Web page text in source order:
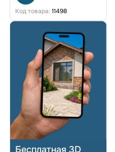
Код товара: 11498
Бесплатная 3D